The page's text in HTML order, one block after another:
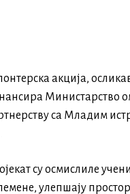
акција,
Министарство
са Младим
су осмислиле
улепшају